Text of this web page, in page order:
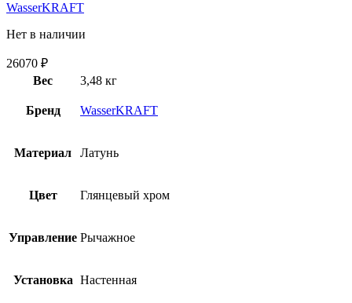
WasserKRAFT
Нет в наличии
26070 ₽
Вес
3,48 кг
Бренд WasserKRAFT
Материал Латунь
Цвет Глянцевый хром
Управление Рычажное
Установка Настенная